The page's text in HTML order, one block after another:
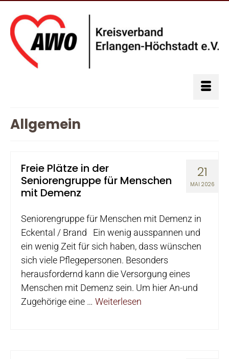
Allgemein
21
MAI 2026
Freie Plätze in der
Seniorengruppe für Menschen
mit Demenz
Seniorengruppe für Menschen mit Demenz in
Eckental / Brand Ein wenig ausspannen und
ein wenig Zeit für sich haben, dass wünschen
sich viele Pflegepersonen. Besonders
herausfordernd kann die Versorgung eines
Menschen mit Demenz sein. Um hier An-und
Zugehörige eine … Weiterlesen